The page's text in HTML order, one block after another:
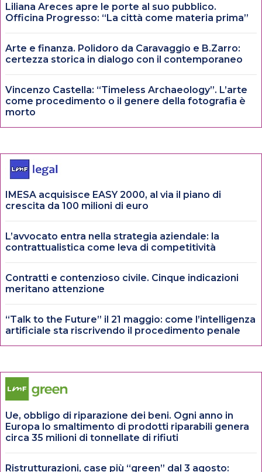
Liliana Areces apre le porte al suo pubblico.
Officina Progresso: “La città come materia prima”
Arte e finanza. Polidoro da Caravaggio e B.Zarro:
certezza storica in dialogo con il contemporaneo
Vincenzo Castella: “Timeless Archaeology”. L’arte
come procedimento o il genere della fotografia è
morto
IMESA acquisisce EASY 2000, al via il piano di
crescita da 100 milioni di euro
L’avvocato entra nella strategia aziendale: la
contrattualistica come leva di competitività
Contratti e contenzioso civile. Cinque indicazioni
meritano attenzione
“Talk to the Future” il 21 maggio: come l’intelligenza
artificiale sta riscrivendo il procedimento penale
Ue, obbligo di riparazione dei beni. Ogni anno in
Europa lo smaltimento di prodotti riparabili genera
circa 35 milioni di tonnellate di rifiuti
Ristrutturazioni, case più “green” dal 3 agosto: